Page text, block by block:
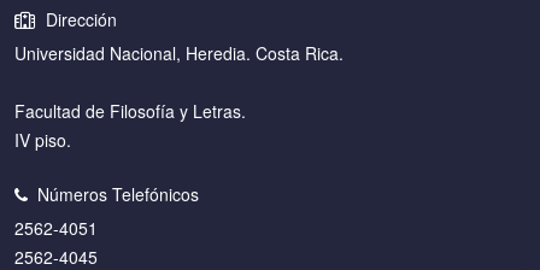
Dirección
Universidad Nacional, Heredia. Costa Rica.
Facultad de Filosofía y Letras.
IV piso.
Números Telefónicos
2562-4051
2562-4045